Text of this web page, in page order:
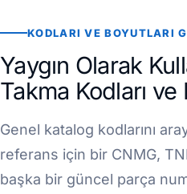
KODLARI VE BOYUTLARI
Yaygın Olarak
Takma Kodları ve
Genel katalog kodlarını
referans için bir CNMG,
başka bir güncel parça